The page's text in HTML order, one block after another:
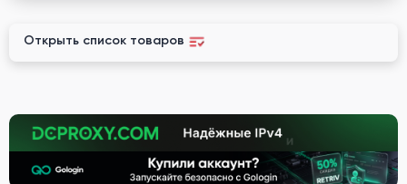
Открыть список товаров